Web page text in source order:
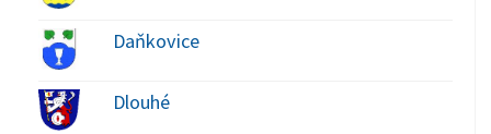
Daňkovice
Dlouhé